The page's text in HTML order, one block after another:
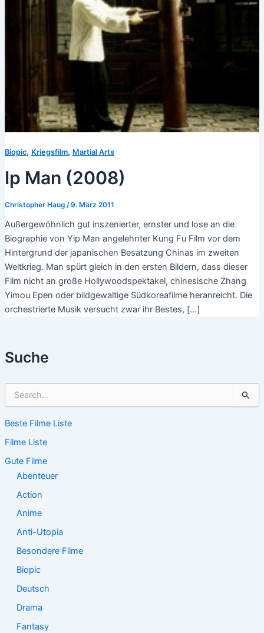
Suche
h
n
n
Beste Filme Liste
Filme Liste
Gute Filme
Abenteuer
Action
Anime
Anti-Utopia
Besondere Filme
Biopic
Deutsch
Drama
Fantasy
Biopic, Kriegsfilm, Martial Arts
Ip Man (2008)
Christopher Haug /9. März 2011
Außergewöhnlich gut inszenierter, ernster und lose an die
Biographie von Yip Man angelehnter Kung Fu Film vor dem
Hintergrund der japanischen Besatzung Chinas im zweiten
Weltkrieg. Man spürt gleich in den ersten Bildern, dass dieser
Film nicht an große Hollywoodspektakel, chinesische Zhang
Yimou Epen oder bildgewaltige Südkoreafilme heranreicht. Die
orchestrierte Musik versucht zwar ihr Bestes, […]